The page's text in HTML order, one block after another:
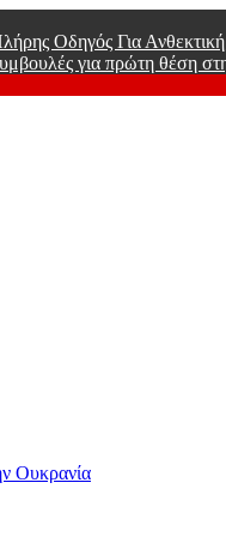
Οδηγός Για
για πρώτη θέση
Ουκρανία